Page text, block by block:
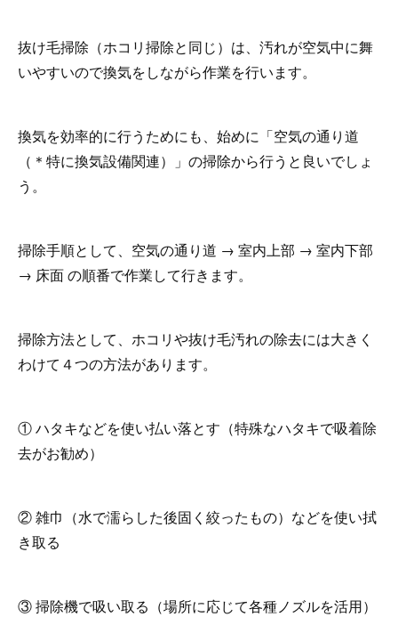
抜け毛掃除（ホコリ掃除と同じ）は、汚れが空気中に舞
いやすいので換気をしながら作業を行います。
換気を効率的に行うためにも、始めに「空気の通り道
（＊特に換気設備関連）」の掃除から行うと良いでしょ
う。
掃除手順として、空気の通り道 → 室内上部 → 室内下部
→ 床面 の順番で作業して行きます。
掃除方法として、ホコリや抜け毛汚れの除去には大きく
わけて４つの方法があります。
① ハタキなどを使い払い落とす（特殊なハタキで吸着除
去がお勧め）
② 雑巾（水で濡らした後固く絞ったもの）などを使い拭
き取る
③ 掃除機で吸い取る（場所に応じて各種ノズルを活用）